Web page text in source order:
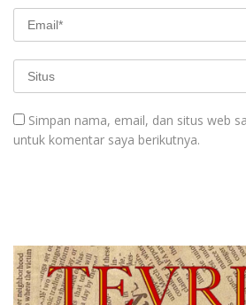
Simpan nama, email, dan situs web
untuk komentar saya berikutnya.